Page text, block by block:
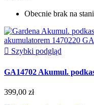
Obecnie brak na
 Szybki podgląd
GA14702 Akumul.
399,00 zł